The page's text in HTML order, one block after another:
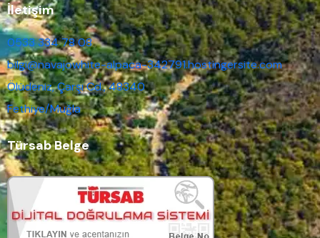
İletişim
0533 334 78 08
bilgi@navajowhite-alpaca-342791.hostingersite.com
Ölüdeniz, Çarşı Cd., 48340
Fethiye/Muğla
Türsab Belge